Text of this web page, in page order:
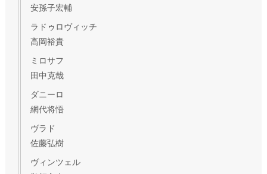
安孫子宏輔
ラドゥロヴィッチ
高岡裕貴
ミロサフ
田中克哉
ダニーロ
網代将悟
ヴラド
佐藤弘樹
ヴィンツェル